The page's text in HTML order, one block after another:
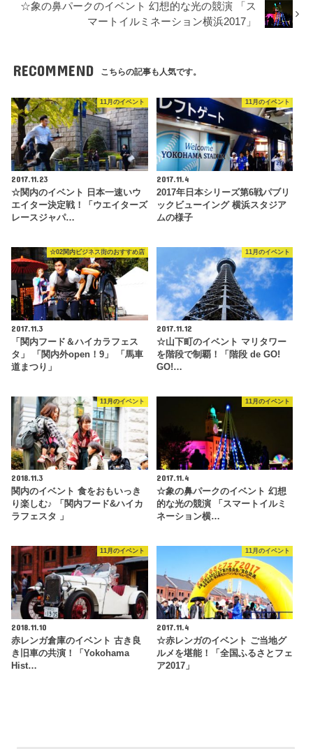
☆象の鼻パークのイベント 幻想的な光の競演 「ス
マートイルミネーション横浜2017」
RECOMMEND こちらの記事も人気です。
11月のイベント
2017.11.23
☆関内のイベント 日本一速いウ
エイター決定戦！「ウエイターズ
レースジャパ…
11月のイベント
2017.11.4
2017年日本シリーズ第6戦パブリ
ックビューイング 横浜スタジア
ムの様子
☆02関内ビジネス街のおすすめ店
2017.11.3
「関内フード＆ハイカラフェス
タ」 「関内外open！9」 「馬車
道まつり」
11月のイベント
2017.11.12
☆山下町のイベント マリタワー
を階段で制覇！「階段 de GO!
GO!…
11月のイベント
2018.11.3
関内のイベント 食をおもいっき
り楽しむ♪ 「関内フード&ハイカ
ラフェスタ 」
11月のイベント
2017.11.4
☆象の鼻パークのイベント 幻想
的な光の競演 「スマートイルミ
ネーション横…
11月のイベント
2018.11.10
赤レンガ倉庫のイベント 古き良
き旧車の共演！「Yokohama
Hist…
11月のイベント
2017.11.4
☆赤レンガのイベント ご当地グ
ルメを堪能！「全国ふるさとフェ
ア2017」